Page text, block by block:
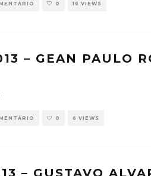
0 16 VIEWS
– GEAN PAULO
0 6 VIEWS
– GUSTAVO